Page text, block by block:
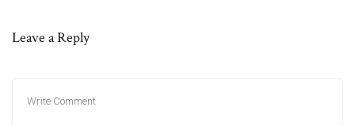
Leave a Reply